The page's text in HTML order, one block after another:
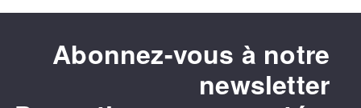
Abonnez-vous à notre
newsletter